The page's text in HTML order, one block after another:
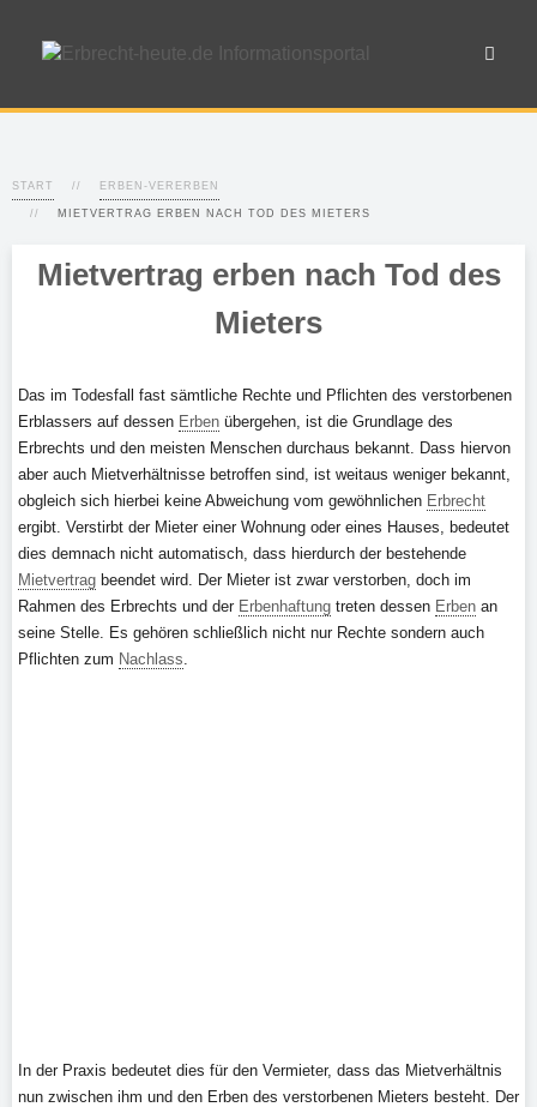
START ERBEN-VERERBEN
MIETVERTRAG ERBEN NACH TOD DES MIETERS
Mietvertrag erben nach Tod des
Mieters
Das im Todesfall fast sämtliche Rechte und Pflichten des verstorbenen
Erblassers auf dessen Erben übergehen, ist die Grundlage des
Erbrechts und den meisten Menschen durchaus bekannt. Dass hiervon
aber auch Mietverhältnisse betroffen sind, ist weitaus weniger bekannt,
obgleich sich hierbei keine Abweichung vom gewöhnlichen Erbrecht
ergibt. Verstirbt der Mieter einer Wohnung oder eines Hauses, bedeutet
dies demnach nicht automatisch, dass hierdurch der bestehende
Mietvertrag beendet wird. Der Mieter ist zwar verstorben, doch im
Rahmen des Erbrechts und der Erbenhaftung treten dessen Erben an
seine Stelle. Es gehören schließlich nicht nur Rechte sondern auch
Pflichten zum Nachlass.
In der Praxis bedeutet dies für den Vermieter, dass das Mietverhältnis
nun zwischen ihm und den Erben des verstorbenen Mieters besteht. Der